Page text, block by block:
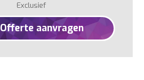
Exclusief
Offerte aanvragen